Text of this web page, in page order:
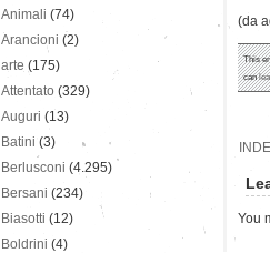
(da
This
can
You
Animali (74)
Arancioni (2)
arte (175)
Attentato (329)
Auguri (13)
Batini (3)
Berlusconi (4.295)
Bersani (234)
Biasotti (12)
Boldrini (4)